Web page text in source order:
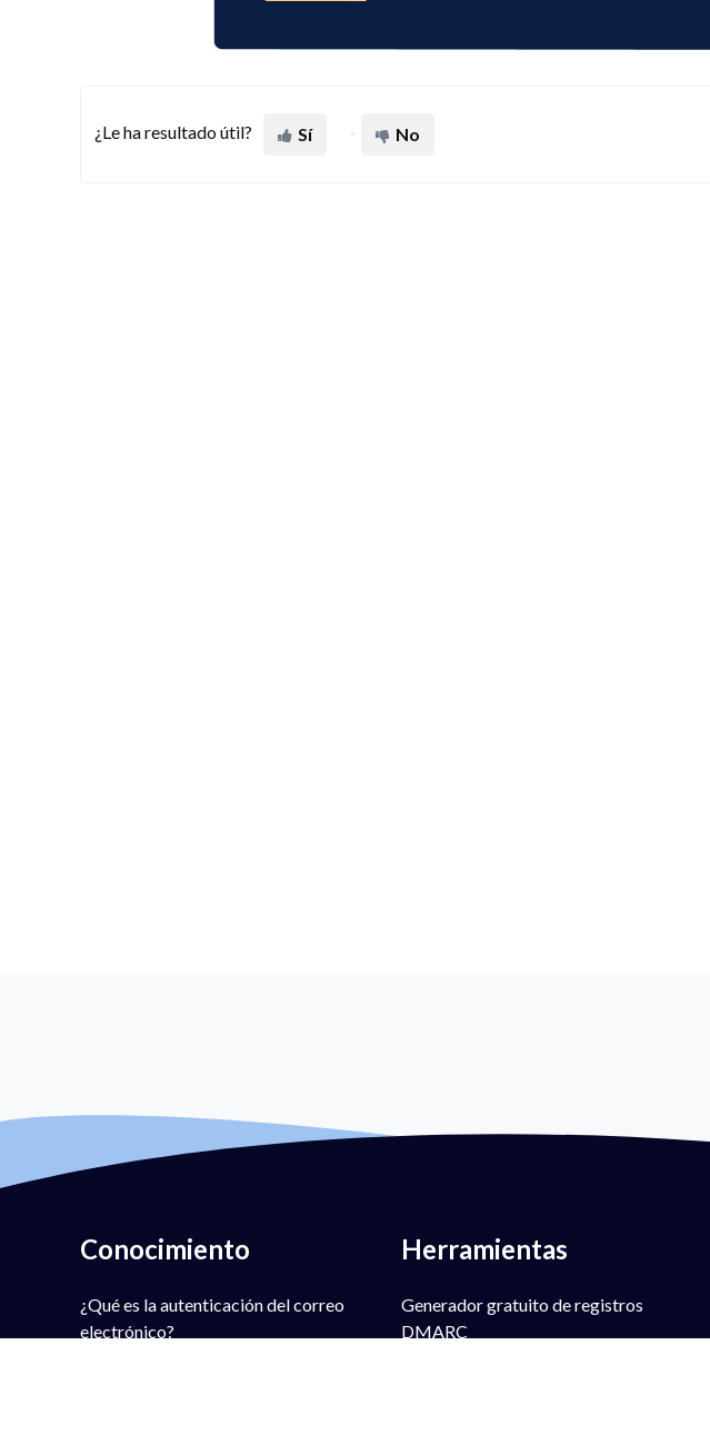
¿Le ha resultado útil? Sí No
Conocimiento
¿Qué es la autenticación del correo
electrónico?
Herramientas
Generador gratuito de registros
DMARC